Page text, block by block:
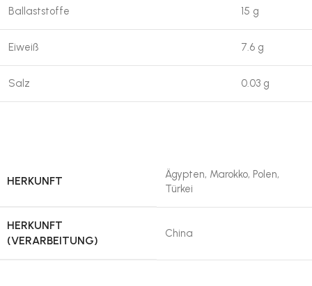
Ballaststoffe 15 g
Eiweiß 7.6 g
Salz 0.03 g
HERKUNFT
Ägypten, Marokko, Polen,
Türkei
HERKUNFT
(VERARBEITUNG)
China